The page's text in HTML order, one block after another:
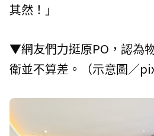
其然！」
▼網友們力挺原PO，認為
衛並不算差。（示意圖／